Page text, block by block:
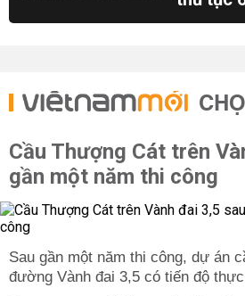
Cầu Thượng Cát trên
gần một năm thi công
Sau gần một năm thi công, dự án
đường Vành đai 3,5 có tiến độ